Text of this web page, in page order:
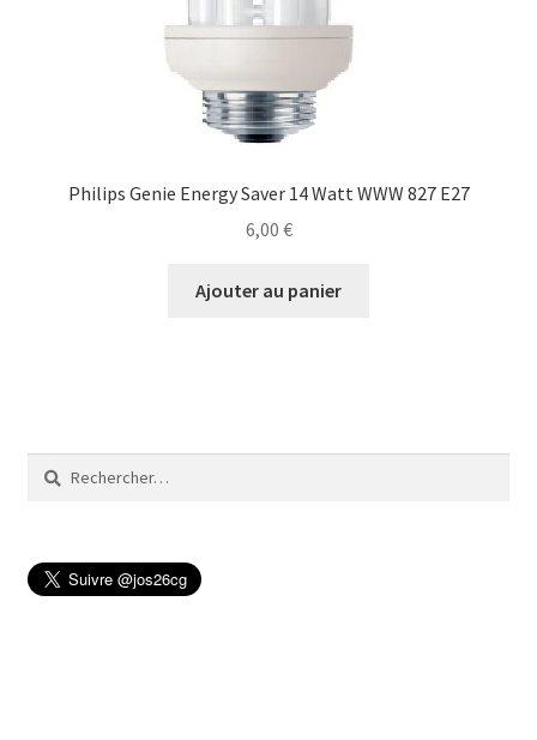
Philips Genie Energy Saver 14 Watt WWW 827 E27
6,00 €
Ajouter au panier
Rechercher :